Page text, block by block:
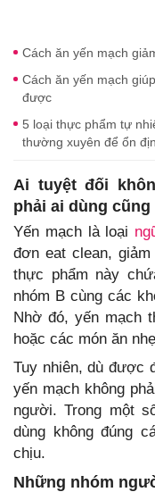
Cách ăn yến mạch
Cách ăn yến mạch
được
5 loại thực phẩm tự
thường xuyên để ổn
Ai tuyệt đối
phải ai dùng
Yến mạch là loại
đơn eat clean,
thực phẩm này
nhóm B cùng các
Nhờ đó, yến mạch
hoặc các món ăn
Tuy nhiên, dù được
yến mạch không
người. Trong một
dùng không đúng
chịu.
Những nhóm